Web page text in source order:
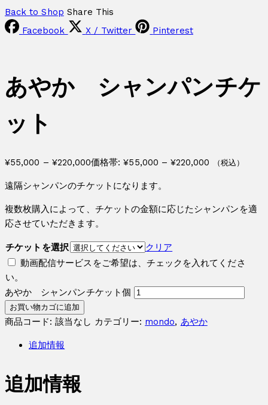
Back to Shop Share This
Facebook
X / Twitter Pinterest
あやか シャンパンチケ
ット
¥55,000 – ¥220,000価格帯: ¥55,000 – ¥220,000 （税込）
遠隔シャンパンのチケットになります。
複数枚購入によって、チケットの金額に応じたシャンパンを適
応させていただきます。
チケットを選択
クリア
動画配信サービスをご希望は、チェックを入れてくださ
い。
あやか シャンパンチケット個
お買い物カゴに追加
商品コード:該当なし カテゴリー: mondo, あやか
追加情報
追加情報